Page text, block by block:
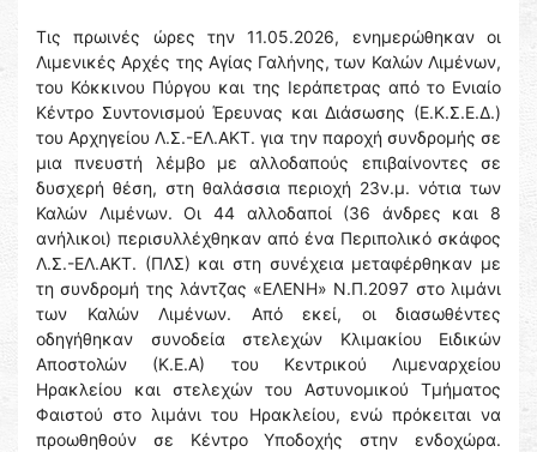
Τις πρωινές ώρες την 11.05.2026, ενημερώθηκαν οι
Λιμενικές Αρχές της Αγίας Γαλήνης, των Καλών Λιμένων,
του Κόκκινου Πύργου και της Ιεράπετρας από το Ενιαίο
Κέντρο Συντονισμού Έρευνας και Διάσωσης (Ε.Κ.Σ.Ε.Δ.)
του Αρχηγείου Λ.Σ.-ΕΛ.ΑΚΤ. για την παροχή συνδρομής σε
μια πνευστή λέμβο με αλλοδαπούς επιβαίνοντες σε
δυσχερή θέση, στη θαλάσσια περιοχή 23ν.μ. νότια των
Καλών Λιμένων. Οι 44 αλλοδαποί (36 άνδρες και 8
ανήλικοι) περισυλλέχθηκαν από ένα Περιπολικό σκάφος
Λ.Σ.-ΕΛ.ΑΚΤ. (ΠΛΣ) και στη συνέχεια μεταφέρθηκαν με
τη συνδρομή της λάντζας «ΕΛΕΝΗ» Ν.Π.2097 στο λιμάνι
των Καλών Λιμένων. Από εκεί, οι διασωθέντες
οδηγήθηκαν συνοδεία στελεχών Κλιμακίου Ειδικών
Αποστολών (Κ.Ε.Α) του Κεντρικού Λιμεναρχείου
Ηρακλείου και στελεχών του Αστυνομικού Τμήματος
Φαιστού στο λιμάνι του Ηρακλείου, ενώ πρόκειται να
προωθηθούν σε Κέντρο Υποδοχής στην ενδοχώρα.